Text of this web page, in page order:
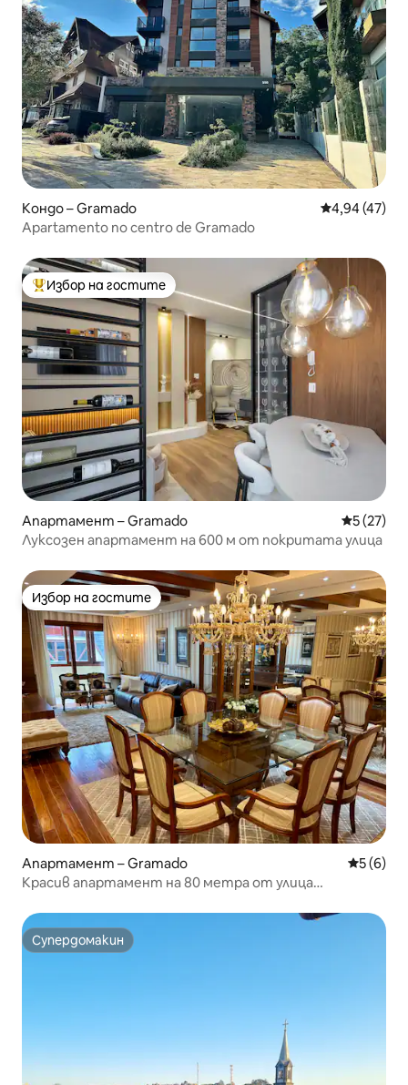
Кондо – Gramado Средна
4,94 (47)
Apartamento no centro de Gramado
Най-популярен избор на гостите
Избор на гостите
Апартамент – Gramado Средна
5 (27)
Луксозен апартамент на 600 м от покритата улица
Избор на гостите
Избор на гостите
Апартамент – Gramado Средна
5 (6)
Красив апартамент на 80 метра от улица
Супердомакин
Супердомакин